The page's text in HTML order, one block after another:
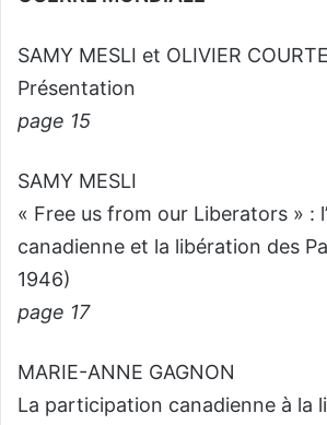
SAMY MESLI et OLIVIER
Présentation
page 15
SAMY MESLI
« Free us from our Liberators » :
canadienne et la libération des
1946)
page 17
MARIE-ANNE GAGNON
La participation canadienne à la